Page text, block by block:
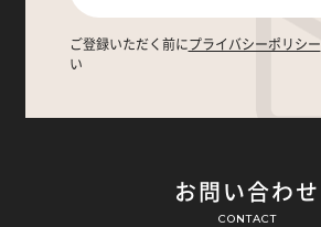
ご登録いただく前にプライバシーポリシー
い
お問い合わせ
CONTACT